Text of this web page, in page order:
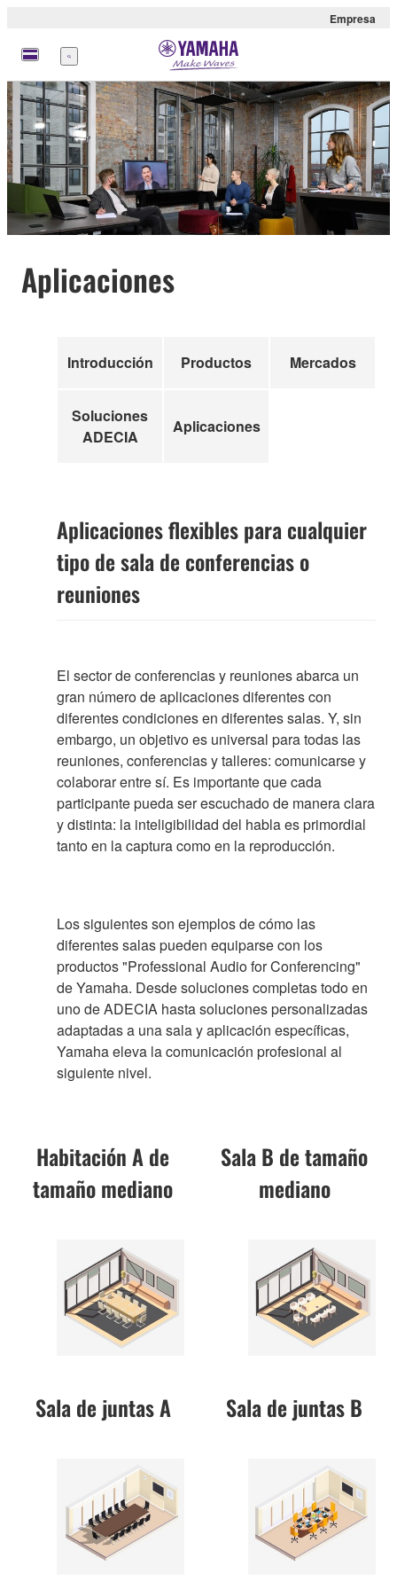
Empresa
Menú
Aplicaciones
Introducción Productos Mercados
Soluciones
ADECIA
Aplicaciones
Aplicaciones flexibles para cualquier
tipo de sala de conferencias o
reuniones
El sector de conferencias y reuniones abarca un
gran número de aplicaciones diferentes con
diferentes condiciones en diferentes salas. Y, sin
embargo, un objetivo es universal para todas las
reuniones, conferencias y talleres: comunicarse y
colaborar entre sí. Es importante que cada
participante pueda ser escuchado de manera clara
y distinta: la inteligibilidad del habla es primordial
tanto en la captura como en la reproducción.
Los siguientes son ejemplos de cómo las
diferentes salas pueden equiparse con los
productos "Professional Audio for Conferencing"
de Yamaha. Desde soluciones completas todo en
uno de ADECIA hasta soluciones personalizadas
adaptadas a una sala y aplicación específicas,
Yamaha eleva la comunicación profesional al
siguiente nivel.
Habitación A de
tamaño mediano
Sala B de tamaño
mediano
Sala de juntas A Sala de juntas B